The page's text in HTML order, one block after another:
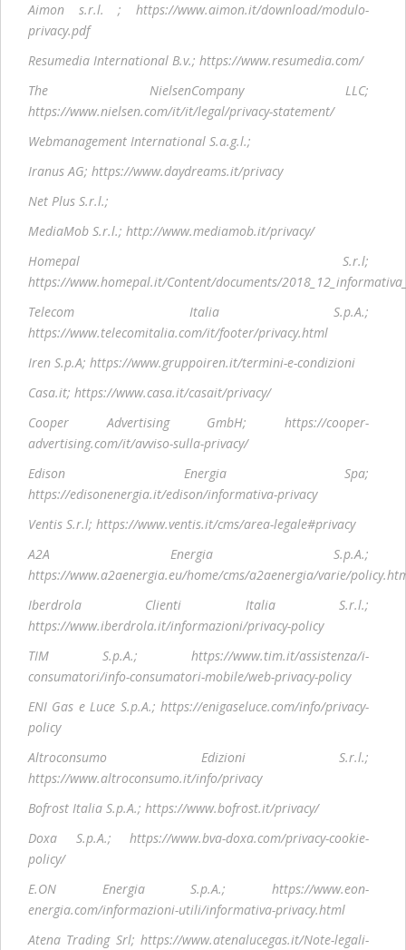
Aimon s.r.l. ; https://www.aimon.it/download/modulo-
privacy.pdf
Resumedia International B.v.; https://www.resumedia.com/
The NielsenCompany LLC;
https://www.nielsen.com/it/it/legal/privacy-statement/
Webmanagement International S.a.g.l.;
Iranus AG; https://www.daydreams.it/privacy
Net Plus S.r.l.;
MediaMob S.r.l.; http://www.mediamob.it/privacy/
Homepal S.r.l;
https://www.homepal.it/Content/documents/
Telecom Italia S.p.A.;
https://www.telecomitalia.com/it/footer/privacy.html
Iren S.p.A; https://www.gruppoiren.it/termini-e-condizioni
Casa.it; https://www.casa.it/casait/privacy/
Cooper Advertising GmbH; https://cooper-
advertising.com/it/avviso-sulla-privacy/
Edison Energia Spa;
https://edisonenergia.it/edison/informativa-privacy
Ventis S.r.l; https://www.ventis.it/cms/area-legale#privacy
A2A Energia S.p.A.;
https://www.a2aenergia.eu/home/cms/a2aenergia/varie/
Iberdrola Clienti Italia S.r.l.;
https://www.iberdrola.it/informazioni/privacy-policy
TIM S.p.A.; https://www.tim.it/assistenza/i-
consumatori/info-consumatori-mobile/web-privacy-policy
ENI Gas e Luce S.p.A.; https://enigaseluce.com/info/privacy-
policy
Altroconsumo Edizioni S.r.l.;
https://www.altroconsumo.it/info/privacy
Bofrost Italia S.p.A.; https://www.bofrost.it/privacy/
Doxa S.p.A.; https://www.bva-doxa.com/privacy-cookie-
policy/
E.ON Energia S.p.A.; https://www.eon-
energia.com/informazioni-utili/informativa-privacy.html
Atena Trading Srl; https://www.atenalucegas.it/Note-legali-